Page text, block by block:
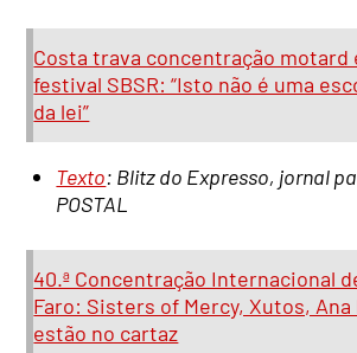
Costa trava concentração motard
festival SBSR: “Isto não é uma
da lei”
Texto: Blitz do Expresso, jornal
POSTAL
40.ª Concentração Internacional
Faro: Sisters of Mercy, Xutos, Ana
estão no cartaz